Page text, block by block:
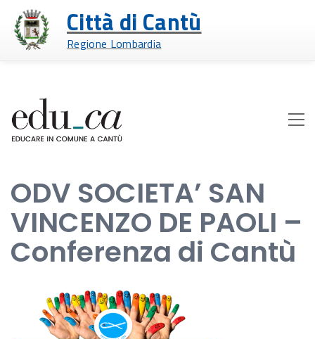
Città di Cantù
Regione Lombardia
ODV SOCIETA’ SAN
VINCENZO DE PAOLI –
Conferenza di Cantù